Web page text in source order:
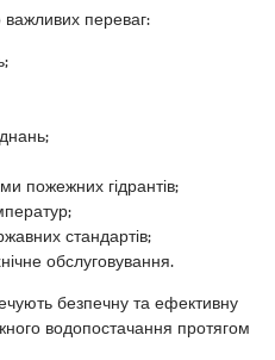
важливих переваг:
пожежних гідрантів;
стандартів;
обслуговування.
безпечну та ефективну
водопостачання протягом